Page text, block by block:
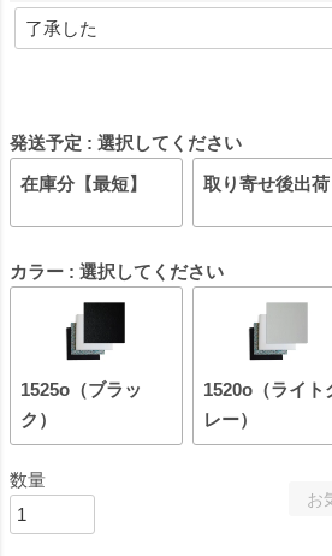
発送予定
選択してください
在庫分【最短】
取り寄せ後出荷
カラー 選択してください
1525o（ブラッ
ク）
1520o（ライト
レー）
お